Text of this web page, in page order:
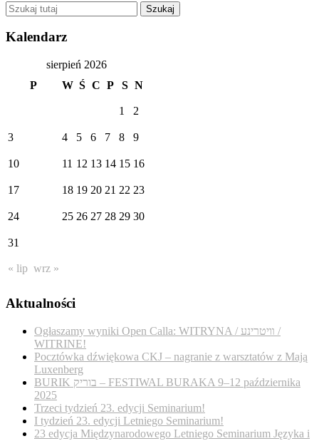
Kalendarz
sierpień 2026
P
W Ś C P S N
1 2
3 4 5 6 7 8 9
10 11 12 13 14 15 16
17 18 19 20 21 22 23
24 25 26 27 28 29 30
31
« lip wrz »
Aktualności
Ogłaszamy wyniki Open Calla: WITRYNA / װיטרינע /
WITRINE!
Pocztówka dźwiękowa CKJ – nagranie z warsztatów z Mają
Luxenberg
BURIK בוריק – FESTIWAL BURAKA 9–12 października
2025
Trzeci tydzień 23. edycji Seminarium!
I tydzień 23. edycji Letniego Seminarium!
23 edycja Międzynarodowego Letniego Seminarium Języka i